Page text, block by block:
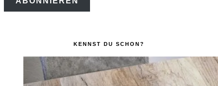
KENNST DU SCHON?